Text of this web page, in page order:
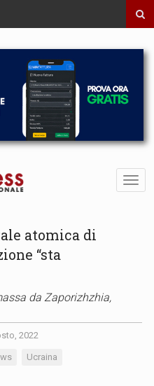
atomica di
“sta
da Zaporizhzhia,
2022
Ucraina